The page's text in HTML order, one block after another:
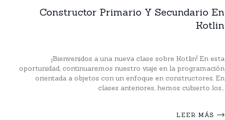
Constructor Primario Y Secundario En
Kotlin
¡Bienvenidos a una nueva clase sobre Kotlin! En esta
oportunidad, continuaremos nuestro viaje en la programación
orientada a objetos con un enfoque en constructores. En
clases anteriores, hemos cubierto los…
LEER MÁS